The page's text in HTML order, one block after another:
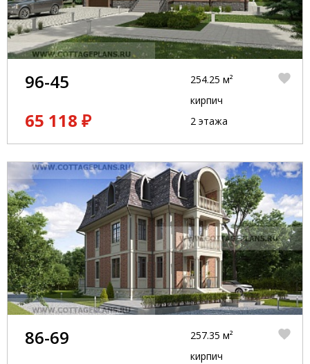
96-45
65 118 ₽
254.25 м²
кирпич
2 этажа
86-69
257.35 м²
кирпич